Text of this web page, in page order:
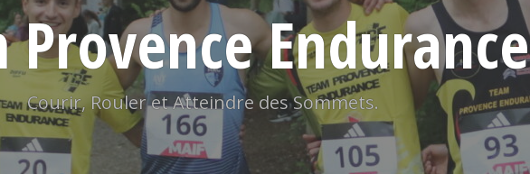
Provence Endurance
Courir, Rouler et Atteindre des Sommets.